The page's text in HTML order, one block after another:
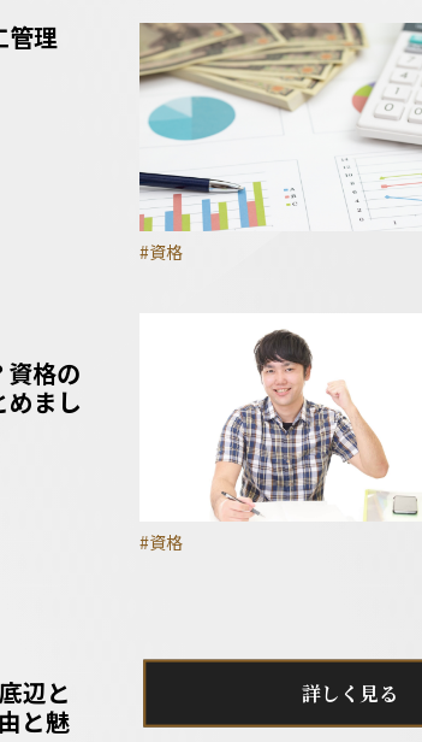
管理
#資格
資格の
めまし
#資格
辺と
と魅
詳しく見る